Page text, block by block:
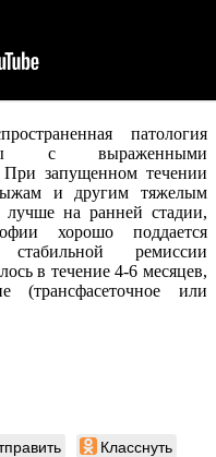
патология
с выраженными
запущенном течении
и другим тяжелым
на ранней стадии,
хорошо поддается
ремиссии
в течение 4-6 месяцев,
(трансфасеточное или
Класснуть